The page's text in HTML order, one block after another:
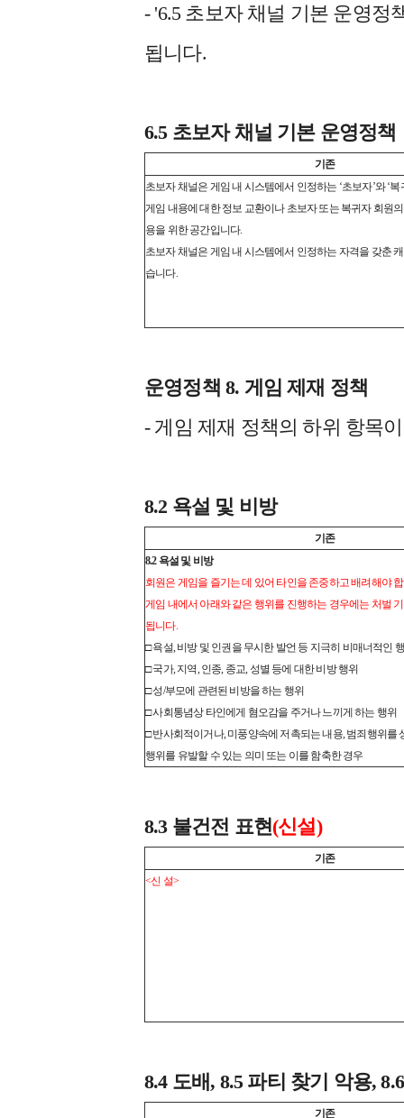
- '6.5 초보자 채널 기본 운영정
됩니다.
6.5 초보자 채널 기본 운영정책
기존
초보자 채널은 게임 내 시스템에서 인정하는 ‘초보자’와 ‘복
게임 내용에 대한 정보 교환이나 초보자 또는 복귀자 회원
용을 위한 공간입니다.
초보자 채널은 게임 내 시스템에서 인정하는 자격을 갖춘
습니다.
운영정책 8. 게임 제재 정책
- 게임 제재 정책의 하위 항목
8.2 욕설 및 비방
기존
8.2 욕설 및 비방
회원은 게임을 즐기는 데 있어 타인을 존중하고 배려해야
게임 내에서 아래와 같은 행위를 진행하는 경우에는 처벌
됩니다.
□ 욕설, 비방 및 인권을 무시한 발언 등 지극히 비매너적인
□ 국가, 지역, 인종, 종교, 성별 등에 대한 비방 행위
□ 성/부모에 관련된 비방을 하는 행위
□ 사회통념상 타인에게 혐오감을 주거나 느끼게 하는 행위
□ 반사회적이거나, 미풍양속에 저촉되는 내용, 범죄행위를
행위를 유발할 수 있는 의미 또는 이를 함축한 경우
8.3 불건전 표현(신설)
기존
<신 설>
8.4 도배, 8.5 파티 찾기 악용,
기존